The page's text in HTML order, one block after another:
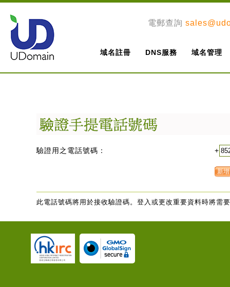
電郵查詢
域名註冊 DNS服務 域名管理
驗證用之電話號碼： +
此電話號碼將用於接收驗證碼。登入或更改重要資料時將需